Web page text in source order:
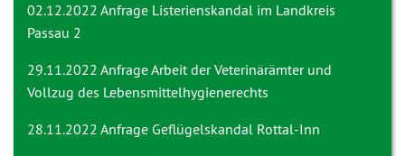
02.12.2022 Anfrage Listerienskandal im Landkreis
Passau 2
29.11.2022 AnfrageArbeit der Veterinärämter und
Vollzug des Lebensmittelhygienerechts
28.11.2022 Anfrage Geflügelskandal Rottal-Inn